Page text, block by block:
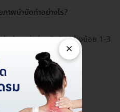
าพบำบัดทำอย่างไร?
งล่วงหน้าก่อนวันนัดอย่างน้อย 1-3
าพบำบัดนานเท่าไหร่?
×